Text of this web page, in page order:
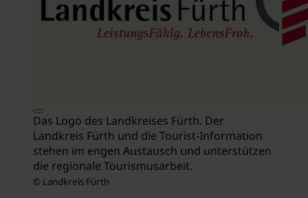
Das Logo des Landkreises Fürth. Der
Landkreis Fürth und die Tourist-Information
stehen im engen Austausch und unterstützen
die regionale Tourismusarbeit.
© Landkreis Fürth